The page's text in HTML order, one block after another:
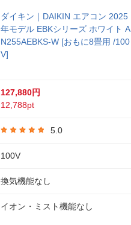
ダイキン｜DAIKIN エアコン 2025
年モデル EBKシリーズ ホワイト A
N255AEBKS-W [おもに8畳用 /100
V]
127,880円
12,788pt
5.0
100V
換気機能なし
イオン・ミスト機能なし